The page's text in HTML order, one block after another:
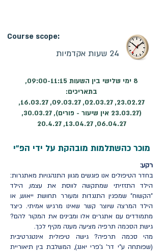
Course scope:
24 שעות אקדמיות
8 ימי שלישי בין השעות 09:00-11:15,
בתאריכים:
23.02.27, 02.03.27, 09.03.27, 16.03.27,
(23.03.27 אין שיעור - פורים), 30.03.27,
06.04.27, 13.04.27, 20.4.27
מוכר כהשתלמות מובהקת על ידי הפ"י
רקע:
בחדר הטיפולים אנו פוגשים מגוון התנהגויות מאתגרות:
הילד התזזיתי שמתקשה לווסת את עצמו, הילד
"הקשוח" שמפגין התנגדות ומעורר תחושת ייאוש, או
הילד המרצה שיוצר קשר שאינו מרגיש אמיתי. כיצד
מתמודדים עם אתגרים אלו ומבינים את המקור להם?
גישת הסכמה תרפיה מציעה מענה מקיף לכך.
מהי סכמה תרפיה? גישה טיפולית אינטגרטיבית
(שפותחה ע"י דר' ג'פרי יאנג), המשלבת בין תיאוריית